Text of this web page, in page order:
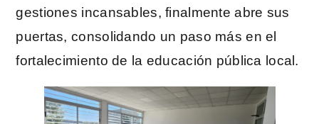
gestiones incansables, finalmente abre sus
puertas, consolidando un paso más en el
fortalecimiento de la educación pública local.